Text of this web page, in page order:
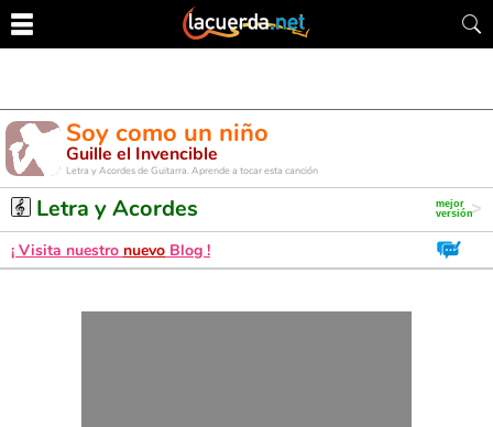
Soy como un niño
Guille el Invencible
Letra y Acordes de Guitarra. Aprende a tocar esta canción
Letra y Acordes
¡ Visita nuestro nuevo Blog !